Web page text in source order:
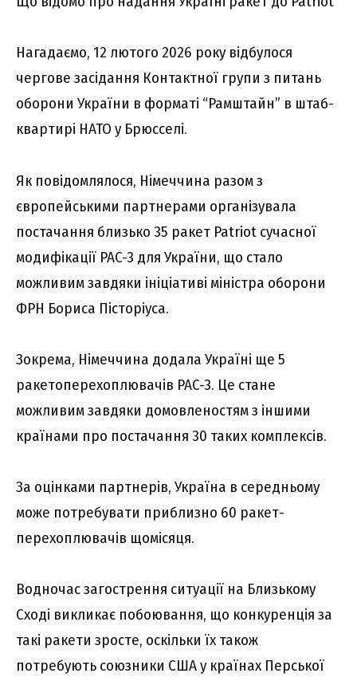
Нагадаємо, 12 лютого 2026 року відбулося
чергове засідання Контактної групи з питань
оборони України в форматі “Рамштайн” в штаб-
квартирі НАТО у Брюсселі.
Як повідомлялося, Німеччина разом з
європейськими партнерами організувала
постачання близько 35 ракет Patriot сучасної
модифікації PAC-3 для України, що стало
можливим завдяки ініціативі міністра оборони
ФРН Бориса Пісторіуса.
Зокрема, Німеччина додала Україні ще 5
ракетоперехоплювачів PAC-3. Це стане
можливим завдяки домовленостям з іншими
країнами про постачання 30 таких комплексів.
За оцінками партнерів, Україна в середньому
може потребувати приблизно 60 ракет-
перехоплювачів щомісяця.
Водночас загострення ситуації на Близькому
Сході викликає побоювання, що конкуренція за
такі ракети зросте, оскільки їх також
потребують союзники США у країнах Перської